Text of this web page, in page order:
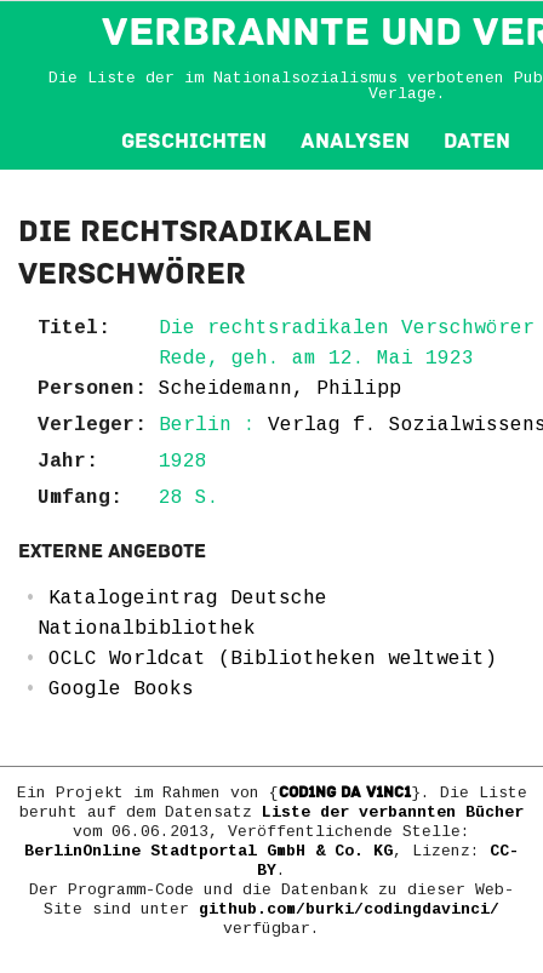
VERBRANNTE und
Die Liste der im Nationalsozialismus verbotenen
Verlage.
Geschichten Analysen Daten
Die rechtsradikalen
Verschwörer
Titel:
Die rechtsradikalen
Rede, geh. am 12. Mai 1923
Personen:
Scheidemann, Philipp
Verleger:
Berlin : Verlag f.
Jahr:
1928
Umfang:
28 S.
Externe Angebote
Katalogeintrag Deutsche
Nationalbibliothek
OCLC Worldcat (Bibliotheken weltweit)
Google Books
Ein Projekt im Rahmen von {COD1NG DA V1NC1}. Die Liste
beruht auf dem Datensatz Liste der verbannten Bücher
vom 06.06.2013, Veröffentlichende Stelle:
BerlinOnline Stadtportal GmbH & Co. KG, Lizenz: CC-
BY.
Der Programm-Code und die Datenbank zu dieser Web-
Site sind unter github.com/burki/codingdavinci/
verfügbar.